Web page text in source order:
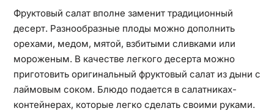
Фруктовый салат вполне заменит традиционный
десерт. Разнообразные плоды можно дополнить
орехами, медом, мятой, взбитыми сливками или
мороженым. В качестве легкого десерта можно
приготовить оригинальный фруктовый салат из дыни с
лаймовым соком. Блюдо подается в салатниках-
контейнерах, которые легко сделать своими руками.